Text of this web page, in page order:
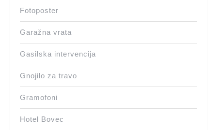
Fotoposter
Garažna vrata
Gasilska intervencija
Gnojilo za travo
Gramofoni
Hotel Bovec